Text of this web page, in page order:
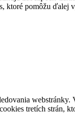
ktoré pomôžu
tretích strán,